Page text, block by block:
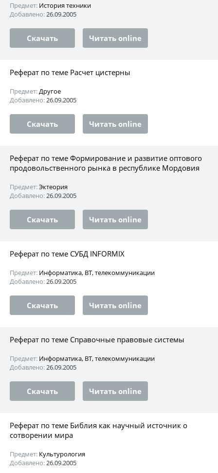
Предмет: История техники
Добавлено:26.09.2005
Скачать Читать online
Реферат по теме Расчет цистерны
Предмет:Другое
Добавлено:26.09.2005
Скачать Читать online
Реферат по теме Формирование и развитие оптового
продовольственного рынка в республике Мордовия
Предмет:Эктеория
Добавлено:26.09.2005
Скачать Читать online
Реферат по теме СУБД INFORMIX
Предмет: Информатика, ВТ, телекоммуникации
Добавлено:26.09.2005
Скачать Читать online
Реферат по теме Справочные правовые системы
Предмет: Информатика, ВТ, телекоммуникации
Добавлено:26.09.2005
Скачать Читать online
Реферат по теме Библия как научный источник о
сотворении мира
Предмет: Культурология
Добавлено:26.09.2005